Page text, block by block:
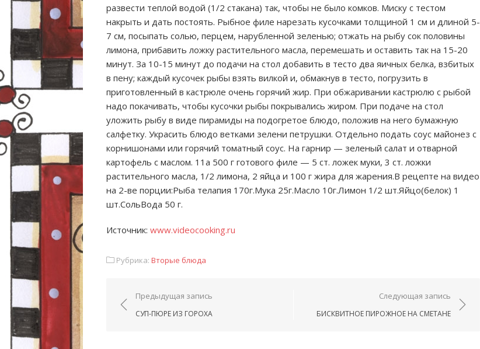
развести теплой водой (1/2 стакана) так, чтобы не было комков. Миску с тестом
накрыть и дать постоять. Рыбное филе нарезать кусочками толщиной 1 см и длиной 5-
7 см, посыпать солью, перцем, нарубленной зеленью; отжать на рыбу сок половины
лимона, прибавить ложку растительного масла, перемешать и оставить так на 15-20
минут. За 10-15 минут до подачи на стол добавить в тесто два яичных белка, взбитых
в пену; каждый кусочек рыбы взять вилкой и, обмакнув в тесто, погрузить в
приготовленный в кастрюле очень горячий жир. При обжаривании кастрюлю с рыбой
надо покачивать, чтобы кусочки рыбы покрывались жиром. При подаче на стол
уложить рыбу в виде пирамиды на подогретое блюдо, положив на него бумажную
салфетку. Украсить блюдо ветками зелени петрушки. Отдельно подать соус майонез с
корнишонами или горячий томатный соус. На гарнир — зеленый салат и отварной
картофель с маслом. 11а 500 г готового филе — 5 ст. ложек муки, 3 ст. ложки
растительного масла, 1/2 лимона, 2 яйца и 100 г жира для жарения.В рецепте на видео
на 2-ве порции:Рыба телапия 170г.Мука 25г.Масло 10г.Лимон 1/2 шт.Яйцо(белок) 1
шт.СольВода 50 г.
Источник: www.videocooking.ru
Рубрика: Вторые блюда
Навигация по записям
Предыдущая запись
СУП-ПЮРЕ ИЗ ГОРОХА
Следующая запись
БИСКВИТНОЕ ПИРОЖНОЕ НА СМЕТАНЕ